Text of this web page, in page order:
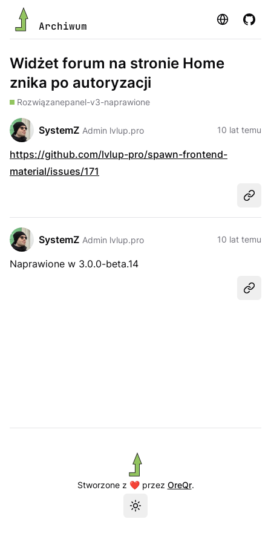
Archiwum Strona
Widżet forum na stronie Home
znika po autoryzacji
Rozwiązanepanel-v3-naprawione
SystemZ Admin lvlup.pro 10 lat temu
https://github.com/lvlup-pro/spawn-frontend-
material/issues/171
SystemZ Admin lvlup.pro 10 lat temu
Naprawione w 3.0.0-beta.14
Stworzone z ❤️ przez OreQr.
Przełącz motyw